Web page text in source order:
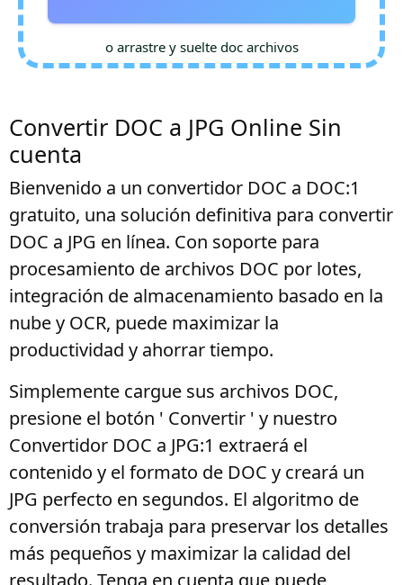
o arrastre y suelte doc archivos
Convertir DOC a JPG Online Sin
cuenta
Bienvenido a un convertidor DOC a DOC:1
gratuito, una solución definitiva para convertir
DOC a JPG en línea. Con soporte para
procesamiento de archivos DOC por lotes,
integración de almacenamiento basado en la
nube y OCR, puede maximizar la
productividad y ahorrar tiempo.
Simplemente cargue sus archivos DOC,
presione el botón ' Convertir ' y nuestro
Convertidor DOC a JPG:1 extraerá el
contenido y el formato de DOC y creará un
JPG perfecto en segundos. El algoritmo de
conversión trabaja para preservar los detalles
más pequeños y maximizar la calidad del
resultado. Tenga en cuenta que puede